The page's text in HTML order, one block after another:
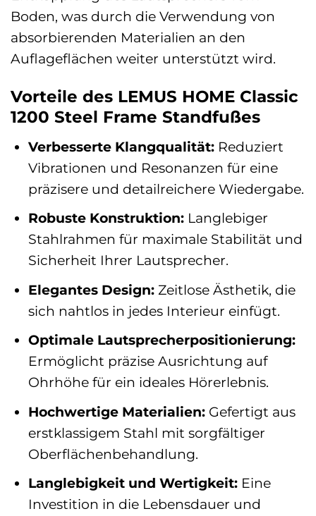
Boden, was durch die Verwendung von
absorbierenden Materialien an den
Auflageflächen weiter unterstützt wird.
Vorteile des LEMUS HOME Classic
1200 Steel Frame Standfußes
Verbesserte Klangqualität:Reduziert
Vibrationen und Resonanzen für eine
präzisere und detailreichere Wiedergabe.
Robuste Konstruktion:Langlebiger
Stahlrahmen für maximale Stabilität und
Sicherheit Ihrer Lautsprecher.
Elegantes Design:Zeitlose Ästhetik, die
sich nahtlos in jedes Interieur einfügt.
Optimale Lautsprecherpositionierung:
Ermöglicht präzise Ausrichtung auf
Ohrhöhe für ein ideales Hörerlebnis.
Hochwertige Materialien:Gefertigt aus
erstklassigem Stahl mit sorgfältiger
Oberflächenbehandlung.
Langlebigkeit und Wertigkeit:Eine
Investition in die Lebensdauer und